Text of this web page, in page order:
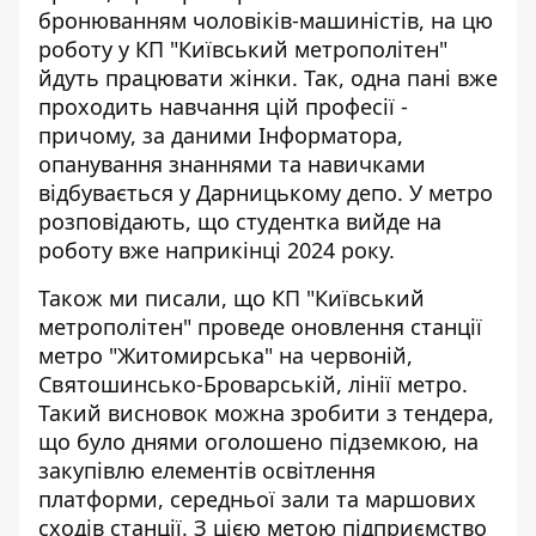
бронюванням чоловіків-машиністів, на цю
роботу у КП "Київський метрополітен"
йдуть працювати жінки. Так, одна пані вже
проходить навчання цій професії -
причому, за даними Інформатора,
опанування знаннями та навичками
відбувається у Дарницькому депо. У метро
розповідають, що студентка вийде на
роботу вже наприкінці 2024 року.
Також ми писали, що КП "Київський
метрополітен" проведе оновлення станції
метро "Житомирська" на червоній,
Святошинсько-Броварській, лінії метро.
Такий висновок можна зробити з тендера,
що було днями оголошено підземкою, на
закупівлю елементів освітлення
платформи, середньої зали та маршових
сходів станції. З цією метою підприємство